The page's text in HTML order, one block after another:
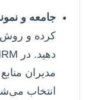
جامعه و
کرده و روش
مدیران
انتخاب